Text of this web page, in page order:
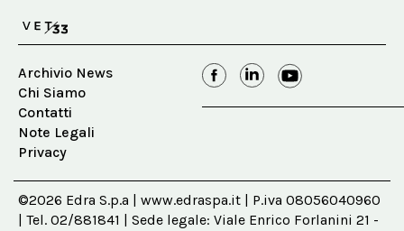
Archivio News
Chi Siamo
Contatti
Note Legali
Privacy
©2026 Edra S.p.a | www.edraspa.it | P.iva 08056040960
| Tel. 02/881841 | Sede legale: Viale Enrico Forlanini 21 -